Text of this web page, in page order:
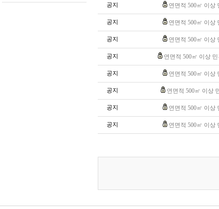
공지 연면적 500㎡ 이상
공지 연면적 500㎡ 이상
공지 연면적 500㎡ 이상
공지 연면적 500㎡ 이상
공지 연면적 500㎡ 이상
공지 연면적 500㎡ 이상
공지 연면적 500㎡ 이상
공지 연면적 500㎡ 이상